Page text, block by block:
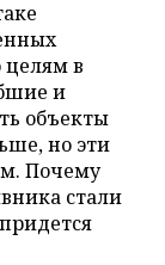
целям в
и
объекты
но эти
Почему
стали